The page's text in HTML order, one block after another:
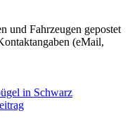
und Fahrzeugen gepostet
(eMail,
in Schwarz